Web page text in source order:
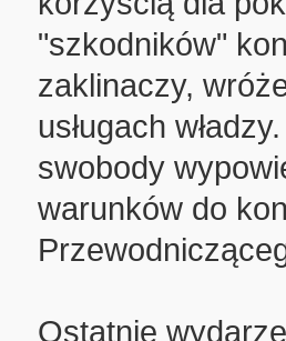
"szkodników"
zaklinaczy,
usługach
swobody
warunków do
Ostatnie